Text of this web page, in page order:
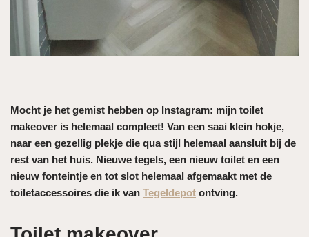
Mocht je het gemist hebben op Instagram: mijn toilet
makeover is helemaal compleet! Van een saai klein hokje,
naar een gezellig plekje die qua stijl helemaal aansluit bij de
rest van het huis. Nieuwe tegels, een nieuw toilet en een
nieuw fonteintje en tot slot helemaal afgemaakt met de
toiletaccessoires die ik van Tegeldepot ontving.